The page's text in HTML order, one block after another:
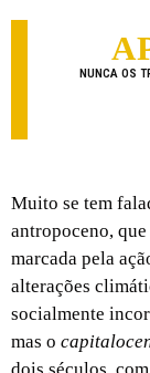
NUNCA OS
Muito se tem
antropoceno,
marcada pela
alterações
socialmente
mas o
dois séculos,